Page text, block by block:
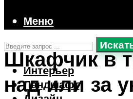
Интерьер
Ландшафт
Меню
Шкафчик в
над или за